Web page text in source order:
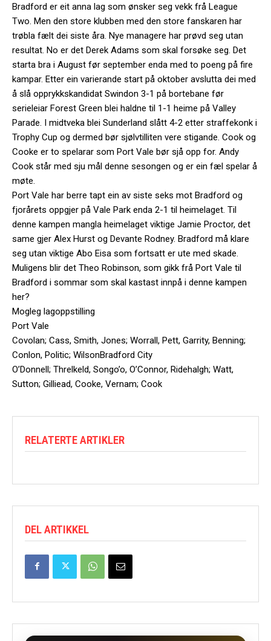
Bradford er eit anna lag som ønsker seg vekk frå League
Two. Men den store klubben med den store fanskaren har
trøbla fælt dei siste åra. Nye managere har prøvd seg utan
resultat. No er det Derek Adams som skal forsøke seg. Det
starta bra i August før september enda med to poeng på fire
kampar. Etter ein varierande start på oktober avslutta dei med
å slå opprykkskandidat Swindon 3-1 på bortebane før
serieleiar Forest Green blei haldne til 1-1 heime på Valley
Parade. I midtveka blei Sunderland slått 4-2 etter straffekonk i
Trophy Cup og dermed bør sjølvtilliten vere stigande. Cook og
Cooke er to spelarar som Port Vale bør sjå opp for. Andy
Cook står med sju mål denne sesongen og er ein fæl spelar å
møte.
Port Vale har berre tapt ein av siste seks mot Bradford og
fjorårets oppgjer på Vale Park enda 2-1 til heimelaget. Til
denne kampen mangla heimelaget viktige Jamie Proctor, det
same gjer Alex Hurst og Devante Rodney. Bradford må klare
seg utan viktige Abo Eisa som fortsatt er ute med skade.
Muligens blir det Theo Robinson, som gikk frå Port Vale til
Bradford i sommar som skal kastast innpå i denne kampen
her?
Mogleg lagoppstilling
Port Vale
Covolan; Cass, Smith, Jones; Worrall, Pett, Garrity, Benning;
Conlon, Politic; WilsonBradford City
O’Donnell; Threlkeld, Songo’o, O’Connor, Ridehalgh; Watt,
Sutton; Gilliead, Cooke, Vernam; Cook
RELATERTE ARTIKLER
DEL ARTIKKEL